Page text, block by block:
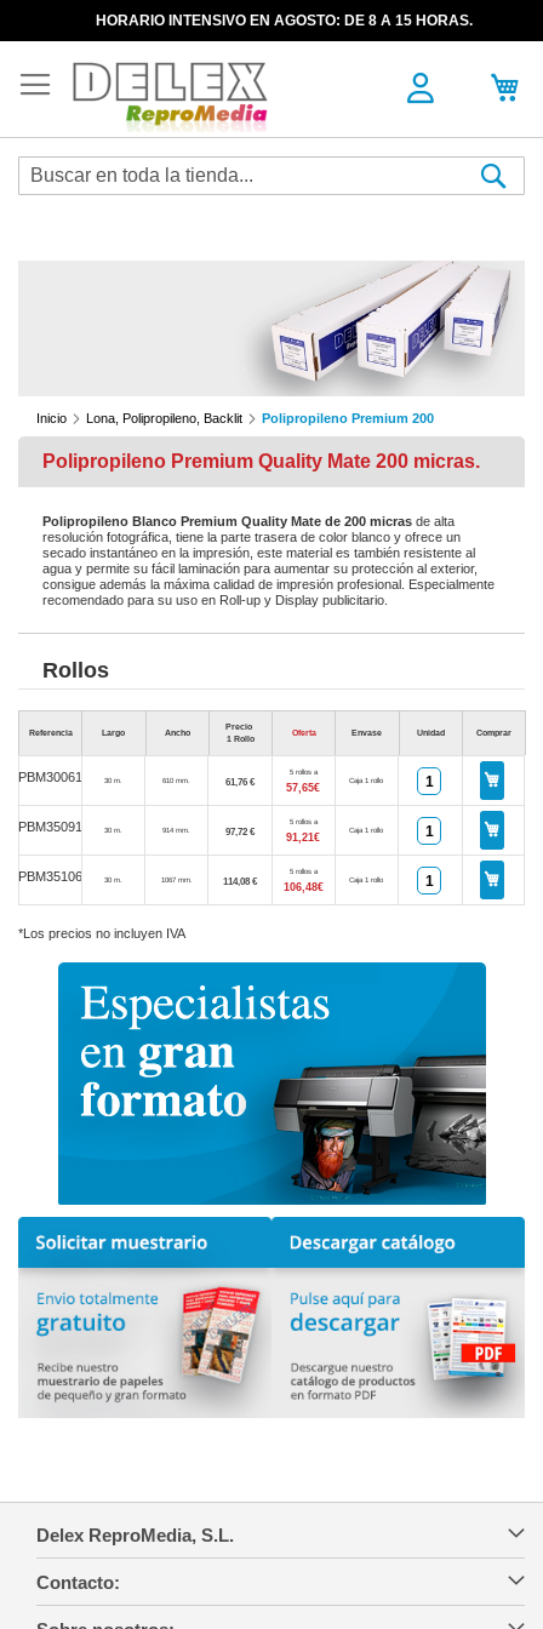
HORARIO INTENSIVO EN AGOSTO: DE 8 A 15 HORAS.
Inicio Lona, Polipropileno, Backlit Polipropileno Premium 200
Polipropileno Premium Quality Mate 200 micras.
Polipropileno Blanco Premium Quality Mate de 200 micras de alta
resolución fotográfica, tiene la parte trasera de color blanco y ofrece un
secado instantáneo en la impresión, este material es también resistente al
agua y permite su fácil laminación para aumentar su protección al exterior,
consigue además la máxima calidad de impresión profesional. Especialmente
recomendado para su uso en Roll-up y Display publicitario.
Rollos
Referencia Largo Ancho
Precio
1 Rollo
Oferta Envase Unidad Comprar
PBM30061 30 m. 610 mm. 61,76 €
5 rollos a
57,65€
Caja 1 rollo
PBM35091 30 m. 914 mm. 97,72 €
5 rollos a
91,21€
Caja 1 rollo
PBM35106 30 m. 1067 mm. 114,08 €
5 rollos a
106,48€
Caja 1 rollo
*Los precios no incluyen IVA
Delex ReproMedia, S.L.
Contacto: